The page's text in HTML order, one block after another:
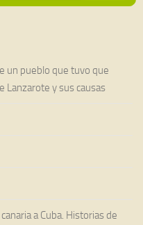
un pueblo que tuvo que
Lanzarote y sus causas
a Cuba. Historias de